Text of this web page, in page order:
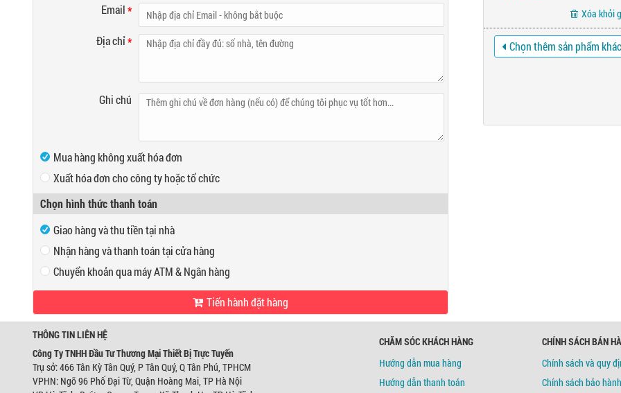
Xóa khỏi
Chọn thêm sản phẩm khác
Email*
Địa chỉ*
Ghi chú
Mua hàng không xuất hóa đơn
Xuất hóa đơn cho công ty hoặc tổ chức
Mã số thuế
Địa chỉ
Chọn hình thức thanh toán
Giao hàng và thu tiền tại nhà
Nhận hàng và thanh toán tại cửa hàng
VP Hồ Chí Minh:
466 Tân Kỳ Tân Quý, P Tân Quý, Q Tân Phú, TPHCM
Điện thoại:0947280467
VP Hà Nội:
Địa chỉ: Ngõ 96 Phố Đại Từ, Quận Hoàng Mai, TP Hà Nội
Điện thoại:0944746879
Chuyển khoản qua máy ATM & Ngân hàng
Ngân hàng Ngoại thương Việt Nam
Chi nhánh:Chi nhánh Hùng Vương
Ngân hàng Ngoại thương Việt Nam
Chi nhánh:Chi nhánh Hùng Vương
Tiến hành đặt hàng
THÔNG TIN LIÊN HỆ
Công Ty TNHH Đầu Tư Thương Mại Thiết Bị Trực Tuyến
Trụ sở: 466 Tân Kỳ Tân Quý, P Tân Quý, Q Tân Phú, TPHCM
VPHN: Ngõ 96 Phố Đại Từ, Quận Hoàng Mai, TP Hà Nội
CHĂM SÓC KHÁCH HÀNG
Hướng dẫn mua hàng
Hướng dẫn thanh toán
CHÍNH SÁCH BÁN
Chính sách và quy
Chính sách bảo hành